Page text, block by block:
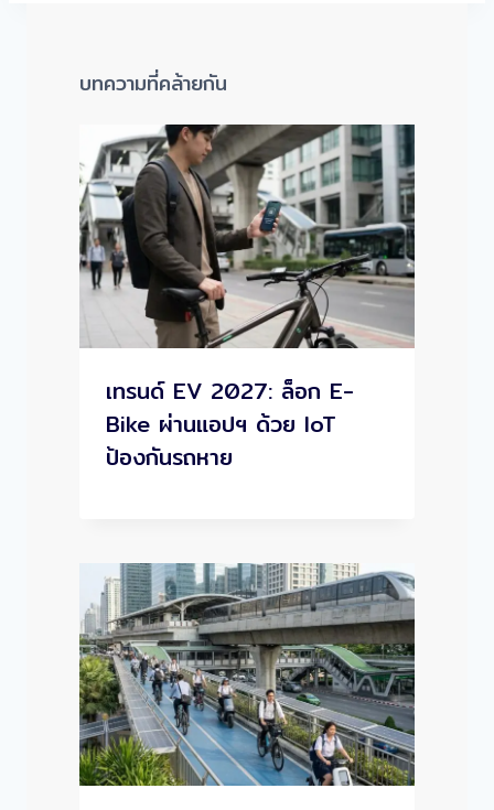
บทความที่คล้ายกัน
เทรนด์ EV 2027: ล็อก E-
Bike ผ่านแอปฯ ด้วย IoT
ป้องกันรถหาย